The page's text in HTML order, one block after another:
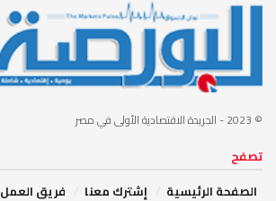
© 2023 - الجريدة الاقتصادية الأولى في مصر
تصفح
الصفحة الرئيسية
إشترك معنا فريق العمل